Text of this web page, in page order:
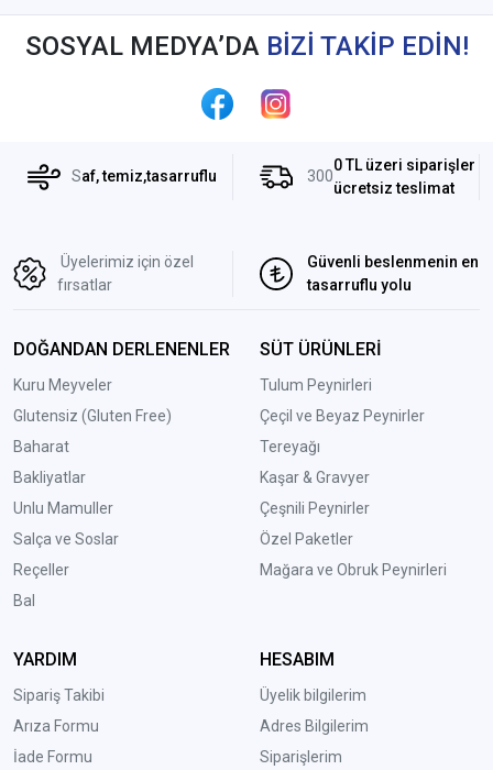
SOSYAL MEDYA’DA BİZİ TAKİP EDİN!
Saf, temiz,tasarruflu 300
0 TL üzeri siparişler
ücretsiz teslimat
Üyelerimiz için özel
fırsatlar
Güvenli beslenmenin en
tasarruflu yolu
DOĞANDAN DERLENENLER
Kuru Meyveler
Glutensiz (Gluten Free)
Baharat
Bakliyatlar
Unlu Mamuller
Salça ve Soslar
Reçeller
Bal
SÜT ÜRÜNLERİ
Tulum Peynirleri
Çeçil ve Beyaz Peynirler
Tereyağı
Kaşar & Gravyer
Çeşnili Peynirler
Özel Paketler
Mağara ve Obruk Peynirleri
YARDIM
Sipariş Takibi
Arıza Formu
İade Formu
HESABIM
Üyelik bilgilerim
Adres Bilgilerim
Siparişlerim